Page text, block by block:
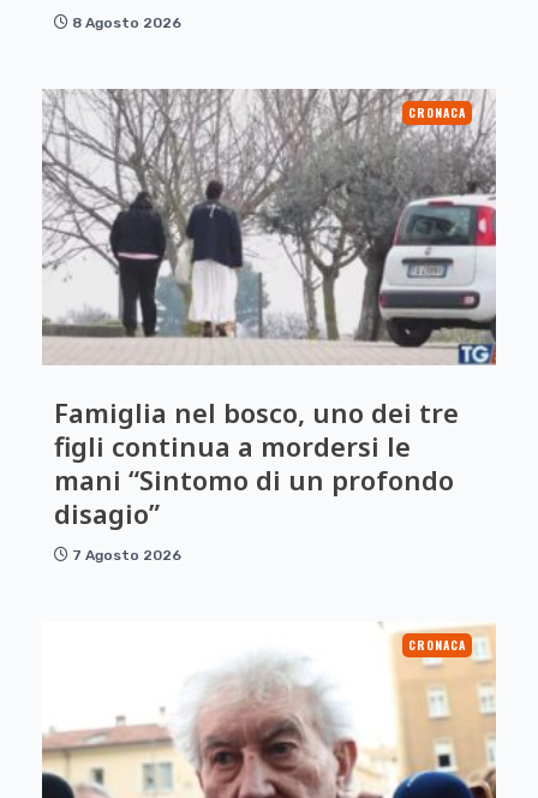
8 Agosto 2026
CRONACA
Famiglia nel bosco, uno dei tre
figli continua a mordersi le
mani “Sintomo di un profondo
disagio”
7 Agosto 2026
CRONACA